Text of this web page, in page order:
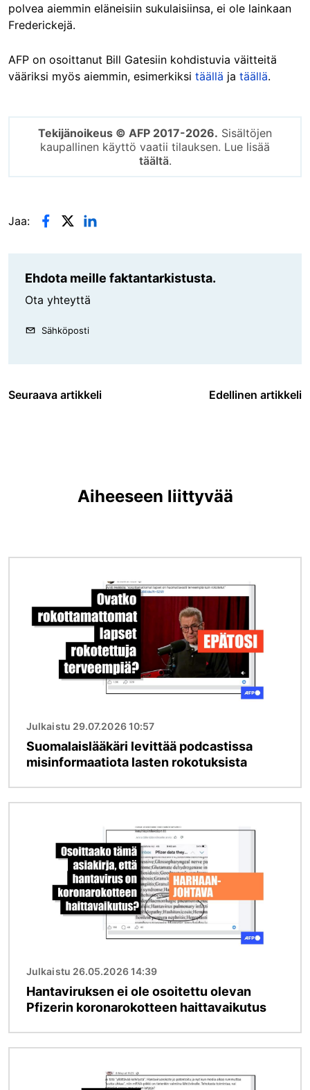
polvea aiemmin eläneisiin sukulaisiinsa, ei ole lainkaan
Frederickejä.
AFP on osoittanut Bill Gatesiin kohdistuvia väitteitä
vääriksi myös aiemmin, esimerkiksi täällä ja täällä.
Tekijänoikeus © AFP 2017-2026. Sisältöjen
kaupallinen käyttö vaatii tilauksen. Lue lisää
täältä.
Jaa:
Ehdota meille faktantarkistusta.
Ota yhteyttä
Sähköposti
Seuraava artikkeli Edellinen artikkeli
Aiheeseen liittyvää
Julkaistu 29.07.2026 10:57
Suomalaislääkäri levittää podcastissa
misinformaatiota lasten rokotuksista
Julkaistu 26.05.2026 14:39
Hantaviruksen ei ole osoitettu olevan
Pfizerin koronarokotteen haittavaikutus